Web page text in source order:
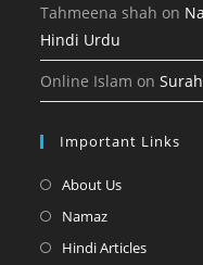
Tahmeena shah on
Hindi Urdu
Online Islam on
Important Links
About UsOpens
NamazOpens
in
Hindi ArticlesOpens